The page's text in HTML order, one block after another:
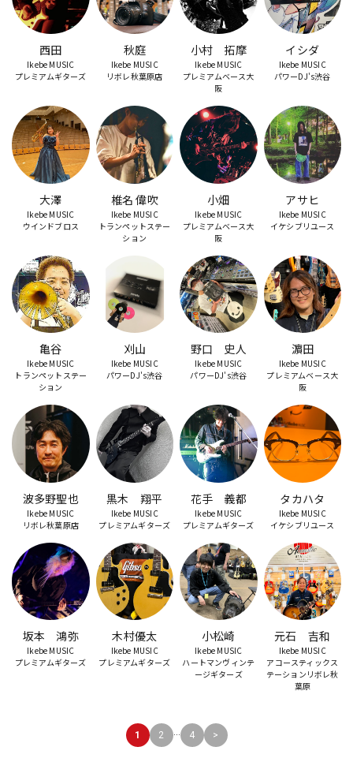
DTM オンライン納品 レコーディング機器
配信/ライブ機器 楽器アクセサリ
中古 ヴィンテージ
西田
Ikebe MUSIC
プレミアムギターズ
秋庭
Ikebe MUSIC
リボレ秋葉原店
小村 拓摩
Ikebe MUSIC
プレミアムベース大
阪
イシダ
Ikebe MUSIC
パワーDJ's渋谷
大澤
Ikebe MUSIC
ウインドブロス
椎名 偉吹
Ikebe MUSIC
トランペットステー
ション
小畑
Ikebe MUSIC
プレミアムベース大
阪
アサヒ
Ikebe MUSIC
イケシブリユース
亀谷
Ikebe MUSIC
トランペットステー
ション
刈山
Ikebe MUSIC
パワーDJ's渋谷
野口 史人
Ikebe MUSIC
パワーDJ's渋谷
濵田
Ikebe MUSIC
プレミアムベース大
阪
波多野聖也
Ikebe MUSIC
リボレ秋葉原店
黒木 翔平
Ikebe MUSIC
プレミアムギターズ
花手 義都
Ikebe MUSIC
プレミアムギターズ
タカハタ
Ikebe MUSIC
イケシブリユース
坂本 鴻弥
Ikebe MUSIC
プレミアムギターズ
木村優太
Ikebe MUSIC
プレミアムギターズ
小松崎
Ikebe MUSIC
ハートマンヴィンテ
ージギターズ
元石 吉和
Ikebe MUSIC
アコースティックス
テーションリボレ秋
葉原
1 2 ... 4 >